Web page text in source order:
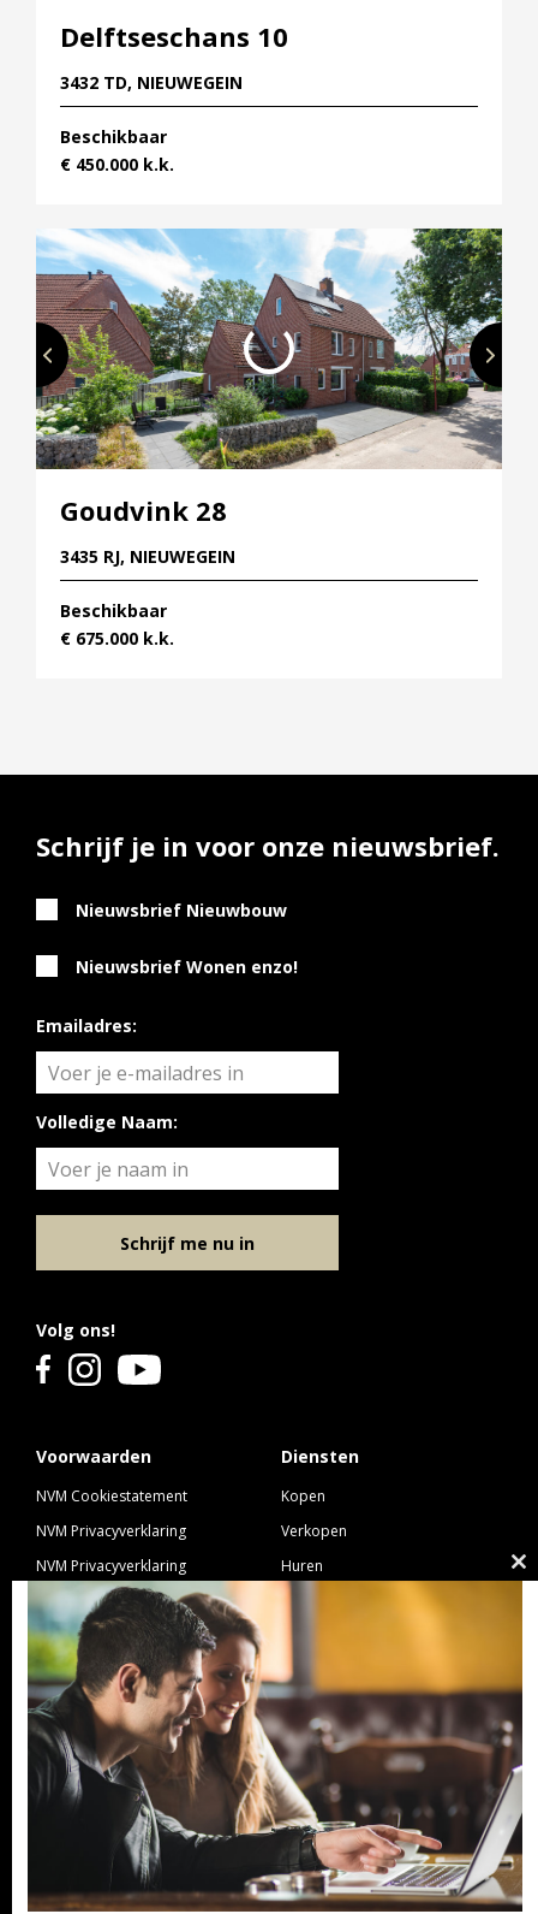
Delftseschans 10
3432 TD, NIEUWEGEIN
Beschikbaar
€ 450.000 k.k.
Goudvink 28
3435 RJ, NIEUWEGEIN
Beschikbaar
€ 675.000 k.k.
Voorwaarden
NVM Cookiestatement
NVM Privacyverklaring
NVM Privacyverklaring
Nieuwbouw
NVM Voorwaarden Consument
NVM Voorwaarden
Professionele Opdrachtgevers
Diensten
Kopen
Verkopen
Huren
Hypotheek
Verzekeren
Links
Ibiza Real Estate BDK
NieuwWonenUtrecht
Volg ons!
Schrijf je in voor onze nieuwsbrief.
Nieuwsbrief Nieuwbouw
Nieuwsbrief Wonen enzo!
Emailadres:
Volledige Naam:
Schrijf me nu in